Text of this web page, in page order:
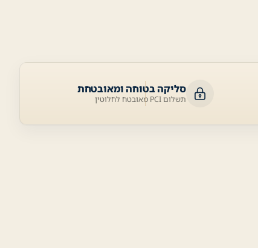
סליקה בטוחה ומאובטחת
תשלום PCI מאובטח לחלוטין